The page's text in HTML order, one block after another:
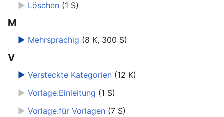
► Löschen (1 S)
M
► Mehrsprachig (8 K, 300 S)
V
► Versteckte Kategorien (12 K)
► Vorlage:Einleitung (1 S)
► Vorlage:für Vorlagen (7 S)